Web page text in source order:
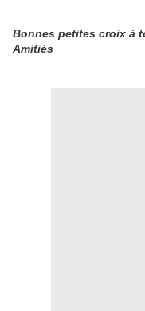
Bonnes petites croix à
Amitiés